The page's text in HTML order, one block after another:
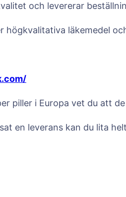
och levererar
högkvalitativa läkemedel
piller i Europa vet du att
en leverans kan du lita